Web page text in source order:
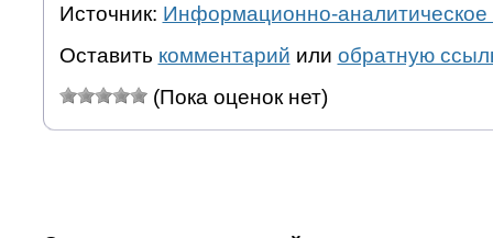
Источник: Информационно-аналитическое
Оставить комментарий или обратную
(Пока оценок нет)